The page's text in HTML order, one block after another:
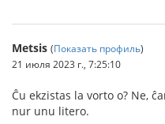
Metsis (Показать профиль)
21 июля 2023 г., 7:25:10
Ĉu ekzistas la vorto o? Ne,
nur unu litero.